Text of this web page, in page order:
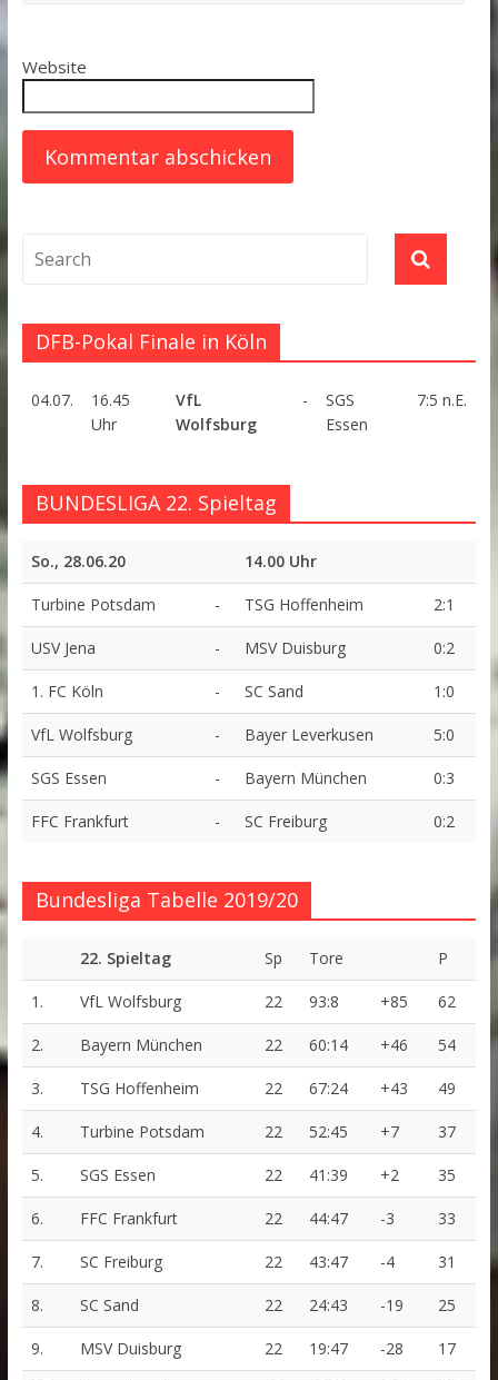
Website
DFB-Pokal Finale in Köln
04.07.
16.45
Uhr
VfL
Wolfsburg
-
SGS
Essen
7:5 n.E.
BUNDESLIGA 22. Spieltag
So., 28.06.20 14.00 Uhr
Turbine Potsdam - TSG Hoffenheim 2:1
USV Jena - MSV Duisburg 0:2
1. FC Köln - SC Sand 1:0
VfL Wolfsburg - Bayer Leverkusen 5:0
SGS Essen - Bayern München 0:3
FFC Frankfurt - SC Freiburg 0:2
Bundesliga Tabelle 2019/20
22. Spieltag Sp Tore P
1. VfL Wolfsburg 22 93:8 +85 62
2. Bayern München 22 60:14 +46 54
3. TSG Hoffenheim 22 67:24 +43 49
4. Turbine Potsdam 22 52:45 +7 37
5. SGS Essen 22 41:39 +2 35
6. FFC Frankfurt 22 44:47 -3 33
7. SC Freiburg 22 43:47 -4 31
8. SC Sand 22 24:43 -19 25
9. MSV Duisburg 22 19:47 -28 17